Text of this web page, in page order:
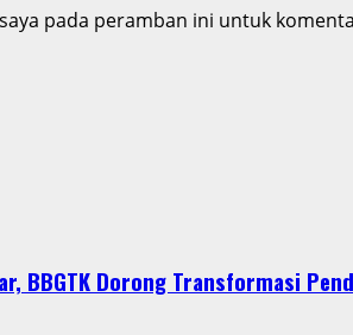
pada peramban ini untuk
BBGTK Dorong Transformasi